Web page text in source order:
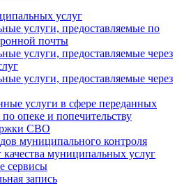
услуг
услуги, предоставляемые по
почты
услуги, предоставляемые через
услуги, предоставляемые через
услуги в сфере переданных
опеке и попечительству
СВО
муниципального контроля
муниципальных услуг
сервисы
запись